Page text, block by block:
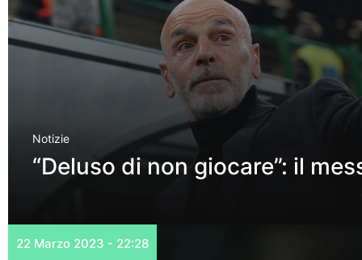
Notizie
“Deluso di non giocare”: il
22 Marzo 2023 - 22:28